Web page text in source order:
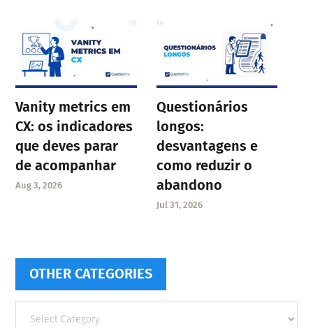
Vanity metrics em
CX: os indicadores
que deves parar
de acompanhar
Aug 3, 2026
Questionários
longos:
desvantagens e
como reduzir o
abandono
Jul 31, 2026
OTHER CATEGORIES
categories